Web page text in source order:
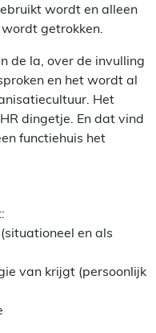
wordt en alleen
getrokken.
de la, over de invulling
en het wordt al
Het
dingetje. En dat vind
functiehuis het
en als
van krijgt (persoonlijk